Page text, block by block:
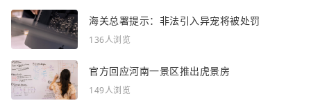
海关总署提示：非法引入异宠将被处罚
136人浏览
官方回应河南一景区推出虎景房
149人浏览